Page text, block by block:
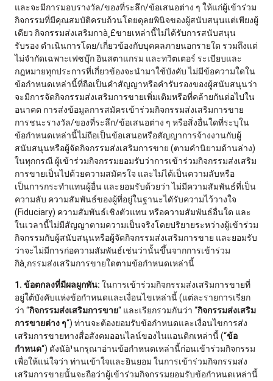
และจะมีการมอบรางวัล/ของที่ระลึก/ข้อเสนอต่าง ๆ ให้แก่ผู้เข้าร่วม
กิจกรรมที่มีคุณสมบัติครบถ้วนโดยดุลยพินิจของผู้สนับสนุนแต่เพียงผู้
เดียว กิจกรรมส่งเสริมกาà¸£ขายเหล่านี้ไม่ได้รับการสนับสนุน
รับรอง ดำเนินการโดย/เกี่ยวข้องกับบุคคลภายนอกรายใด รวมถึงแต่
ไม่จำกัดเฉพาะเฟซบุ๊ก อินสตาแกรม และทวิตเตอร์ ระเบียบและ
กฎหมายทุกประการที่เกี่ยวข้องจะนำมาใช้บังคับ ไม่มีข้อความใดใน
ข้อกำหนดเหล่านี้ที่ถือเป็นคำสัญญาหรือคำรับรองของผู้สนับสนุนว่า
จะมีการจัดกิจกรรมส่งเสริมการขายเพิ่มเติมหรือที่คล้ายกันต่อไปใน
อนาคต การส่งข้อมูลการสมัครเข้าร่วมกิจกรรมส่งเสริมการขาย
การชนะรางวัล/ของที่ระลึก/ข้อเสนอต่าง ๆ หรือสิ่งอื่นใดที่ระบุใน
ข้อกำหนดเหล่านี้ไม่ถือเป็นข้อเสนอหรือสัญญาการจ้างงานกับผู้
สนับสนุนหรือผู้จัดกิจกรรมส่งเสริมการขาย (ตามคำนิยามด้านล่าง)
ในทุกกรณี ผู้เข้าร่วมกิจกรรมยอมรับว่าการเข้าร่วมกิจกรรมส่งเสริม
การขายเป็นไปด้วยความสมัครใจ และไม่ได้เป็นความลับหรือ
เป็นการกระทำแทนผู้อื่น และยอมรับด้วยว่า ไม่มีความสัมพันธ์ที่เป็น
ความลับ ความสัมพันธ์ของผู้ที่อยู่ในฐานะไดัรับความไว้วางใจ
(Fiduciary) ความสัมพันธ์เชิงตัวแทน หรือความสัมพันธ์อื่นใด และ
ในเวลานี้ไม่มีสัญญาตามความเป็นจริงโดยปริยายระหว่างผู้เข้าร่วม
กิจกรรมกับผู้สนับสนุนหรือผู้จัดกิจกรรมส่งเสริมการขาย และยอมรับ
ว่าจะไม่มีการก่อความสัมพันธ์เช่นว่านั้นขึ้นจากการเข้าร่วม
กิà¸กรรมส่งเสริมการขายใดตามข้อกำหนดเหล่านี้
1. ข้อตกลงที่มีผลผูกพัน: ในการเข้าร่วมกิจกรรมส่งเสริมการขายที่
อยู่ใต้บังคับแห่งข้อกำหนดและเงื่อนไขเหล่านี้ (แต่ละรายการเรียก
ว่า “กิจกรรมส่งเสริมการขาย“ และเรียกรวมกันว่า “กิจกรรมส่งเสริม
การขายต่าง ๆ“) ท่านจะต้องยอมรับข้อกำหนดและเงื่อนไขการส่ง
เสริมการขายทางสื่อสังคมออนไลน์ของไนแอนติกเหล่านี้ (“ข้อ
กำหนด“) ดังนัà¹นกรุณาอ่านข้อกำหนดเหล่านี้ก่อนเข้าร่วมกิจกรรม
เพื่อให้แน่ใจว่า ท่านเข้าใจและยินยอม ในการเข้าร่วมกิจกรรมส่ง
เสริมการขายนั้นจะถือว่าผู้เข้าร่วมกิจกรรมยอมรับข้อกำหนดเหล่านี้